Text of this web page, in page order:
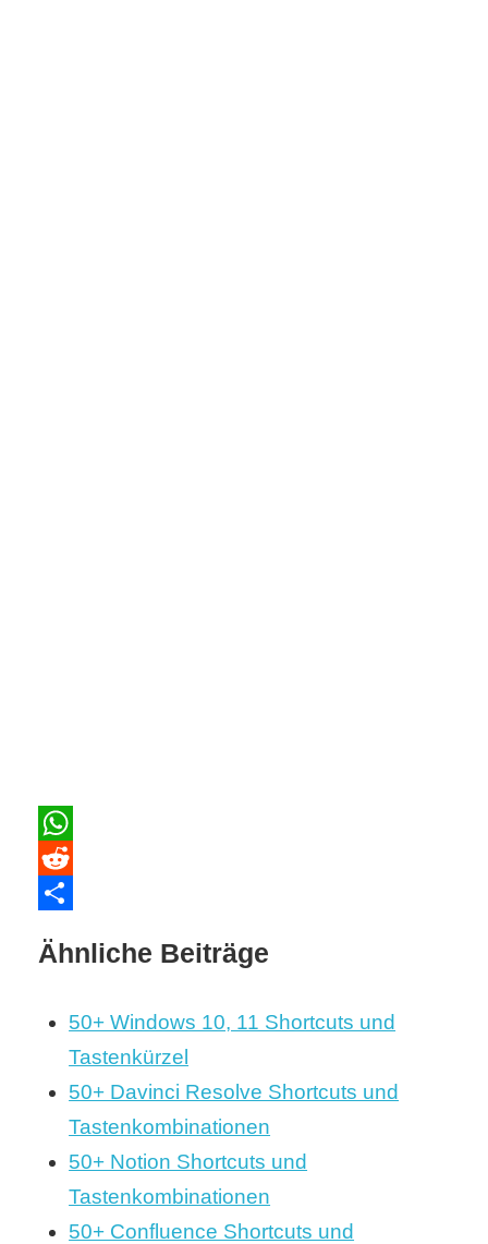
WhatsApp
Reddit
Ähnliche Beiträge
50+ Windows 10, 11 Shortcuts und
Tastenkürzel
50+ Davinci Resolve Shortcuts und
Tastenkombinationen
50+ Notion Shortcuts und
Tastenkombinationen
50+ Confluence Shortcuts und